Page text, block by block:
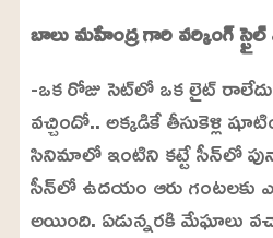
బాలు మహేంద్ర గారి వర్కింగ్
-ఒక రోజు సెట్‌లో ఒక లైట్
వచ్చిందో.. అక్కడికే తీసుకెళ్లి
సినిమాలో ఇంటిని కట్టే సీన్‌లో
సీన్‌లో ఉదయం ఆరు గంటలకు
అయింది. ఏడున్నరకి మేఘాలు